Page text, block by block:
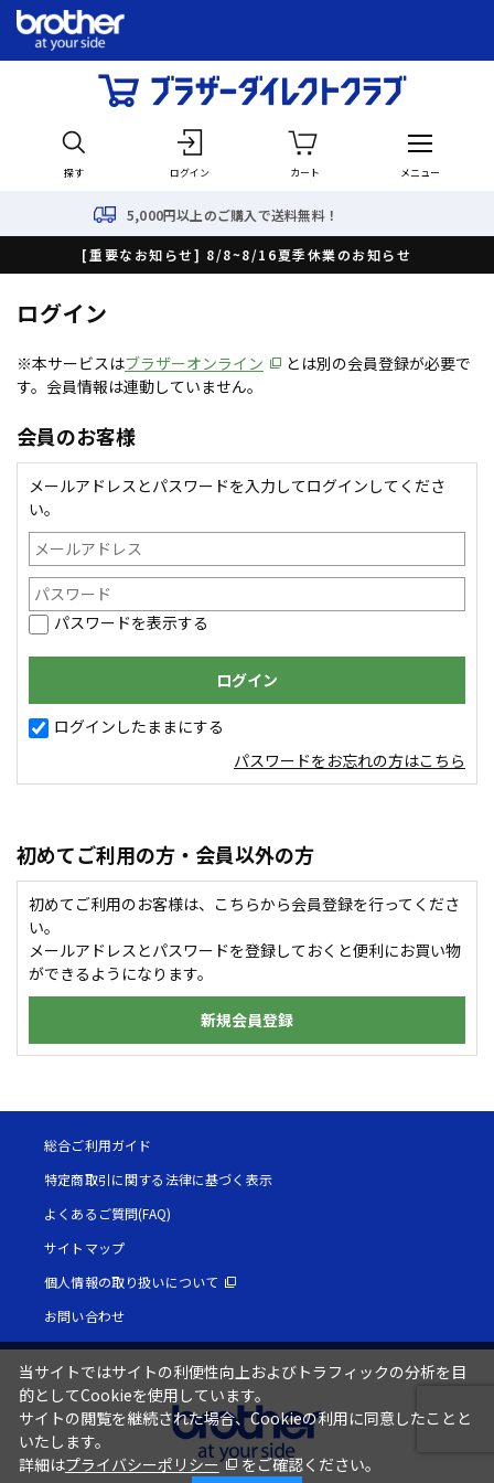
探す ログイン カート メニュー
5,000円以上のご購入で送料無料！
[重要なお知らせ] 8/8~8/16夏季休業のお知らせ
ログイン
※本サービスはブラザーオンライン
とは別の会員登録が必要で
す。会員情報は連動していません。
会員のお客様
メールアドレスとパスワードを入力してログインしてくださ
い。
パスワードを表示する
ログインしたままにする
パスワードをお忘れの方はこちら
初めてご利用の方・会員以外の方
初めてご利用のお客様は、こちらから会員登録を行ってくださ
い。
メールアドレスとパスワードを登録しておくと便利にお買い物
ができるようになります。
新規会員登録
総合ご利用ガイド
特定商取引に関する法律に基づく表示
よくあるご質問(FAQ)
サイトマップ
個人情報の取り扱いについて
お問い合わせ
当サイトではサイトの利便性向上およびトラフィックの分析を目
的としてCookieを使用しています。
サイトの閲覧を継続された場合、Cookieの利用に同意したことと
いたします。
詳細はプライバシーポリシー をご確認ください。